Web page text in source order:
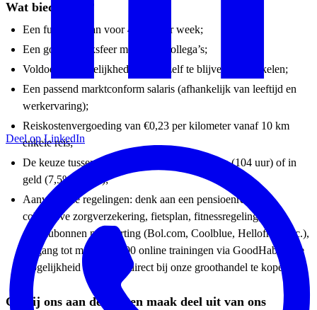
Wat bieden wij?
Een fulltime baan voor 40 uur per week;
Een goede werksfeer met leuke collega’s;
Voldoende mogelijkheden om jezelf te blijven ontwikkelen;
Een passend marktconform salaris (afhankelijk van leeftijd en
werkervaring);
Reiskostenvergoeding van €0,23 per kilometer vanaf 10 km
enkele reis;
De keuze tussen een ADV-vergoeding in uren (104 uur) of in
geld (7,5% salaris);
Aanvullende regelingen: denk aan een pensioenregeling,
collectieve zorgverzekering, fietsplan, fitnessregeling,
cadeaubonnen met korting (Bol.com, Coolblue, Hellofresh etc.),
toegang tot meer dan 100 online trainingen via GoodHabitz, de
mogelijkheid om drank direct bij onze groothandel te kopen.
Ga bij ons aan de slag en maak deel uit van ons
Deel op LinkedIn